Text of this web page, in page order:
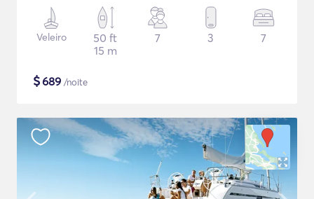
Veleiro
50 ft
15 m
7 3 7
$689 /noite